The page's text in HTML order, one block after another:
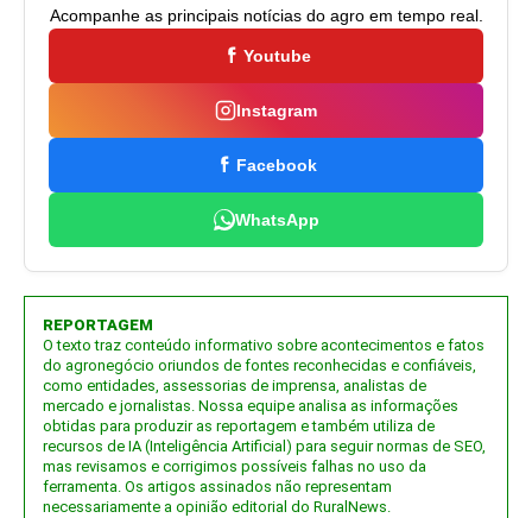
Acompanhe as principais notícias do agro em tempo real.
Youtube
Instagram
Facebook
WhatsApp
REPORTAGEM
O texto traz conteúdo informativo sobre acontecimentos e fatos
do agronegócio oriundos de fontes reconhecidas e confiáveis,
como entidades, assessorias de imprensa, analistas de
mercado e jornalistas. Nossa equipe analisa as informações
obtidas para produzir as reportagem e também utiliza de
recursos de IA (Inteligência Artificial) para seguir normas de SEO,
mas revisamos e corrigimos possíveis falhas no uso da
ferramenta. Os artigos assinados não representam
necessariamente a opinião editorial do RuralNews.